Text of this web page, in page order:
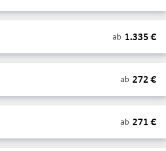
ab 1.335 €
ab 272 €
ab 271 €